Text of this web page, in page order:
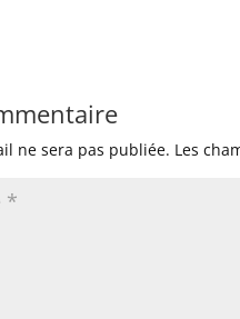
ne sera pas publiée. Les